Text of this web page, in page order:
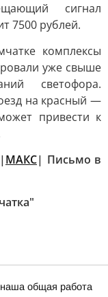
сигнал
7500 рублей.
комплексы
уже свыше
светофора.
на красный —
привести к
| MАКС| Письмо в
общая работа